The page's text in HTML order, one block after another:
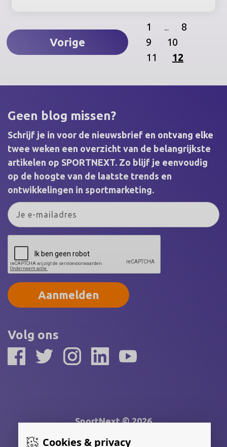
Cookies & privacy
Vorige
1 ...
8
9
10
11
12
Geen blog missen?
Schrijf je in voor de nieuwsbrief en ontvang elke
twee weken een overzicht van de belangrijkste
artikelen op SPORTNEXT. Zo blijf je eenvoudig
op de hoogte van de laatste trends en
ontwikkelingen in sportmarketing.
Aanmelden
Volg ons
SportNext © 2026
Gerealiseerd door: